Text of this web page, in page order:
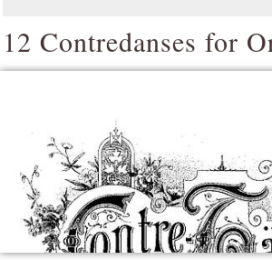
12 Contredanses for